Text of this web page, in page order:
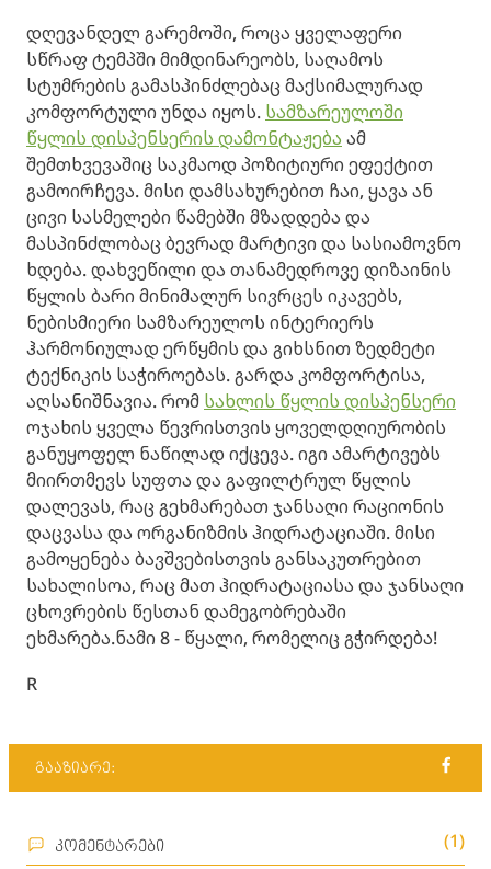
დღევანდელ გარემოში, როცა ყველაფერი
სწრაფ ტემპში მიმდინარეობს, საღამოს
სტუმრების გამასპინძლებაც მაქსიმალურად
კომფორტული უნდა იყოს. სამზარეულოში
წყლის დისპენსერის დამონტაჟება ამ
შემთხვევაშიც საკმაოდ პოზიტიური ეფექტით
გამოირჩევა. მისი დამსახურებით ჩაი, ყავა ან
ცივი სასმელები წამებში მზადდება და
მასპინძლობაც ბევრად მარტივი და სასიამოვნო
ხდება. დახვეწილი და თანამედროვე დიზაინის
წყლის ბარი მინიმალურ სივრცეს იკავებს,
ნებისმიერი სამზარეულოს ინტერიერს
ჰარმონიულად ერწყმის და გიხსნით ზედმეტი
ტექნიკის საჭიროებას. გარდა კომფორტისა,
აღსანიშნავია. რომ სახლის წყლის დისპენსერი
ოჯახის ყველა წევრისთვის ყოველდღიურობის
განუყოფელ ნაწილად იქცევა. იგი ამარტივებს
მიირთმევს სუფთა და გაფილტრულ წყლის
დალევას, რაც გეხმარებათ ჯანსაღი რაციონის
დაცვასა და ორგანიზმის ჰიდრატაციაში. მისი
გამოყენება ბავშვებისთვის განსაკუთრებით
სახალისოა, რაც მათ ჰიდრატაციასა და ჯანსაღი
ცხოვრების წესთან დამეგობრებაში
ეხმარება.ნამი 8 - წყალი, რომელიც გჭირდება!
R
გააზიარე:
კომენტარები (1)